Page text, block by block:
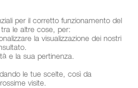
per il corretto funzionamento del
le altre cose, per:
la visualizzazione dei nostri
e la sua pertinenza.
le tue scelte, così da
visite.